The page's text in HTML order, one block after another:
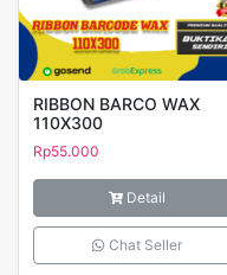
RIBBON BARCO WAX
110X300
Rp55.000
Detail
Chat Seller